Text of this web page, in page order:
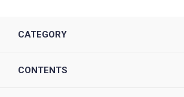
CATEGORY
CONTENTS